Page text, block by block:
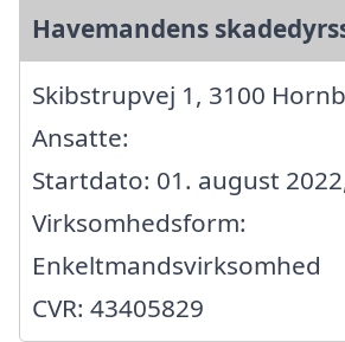
Havemandens
Skibstrupvej 1, 3100
Ansatte:
Startdato: 01. august
Virksomhedsform:
Enkeltmandsvirksomhed
CVR: 43405829